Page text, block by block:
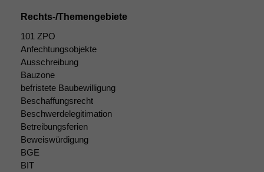
Rechts-/Themengebiete
101 ZPO
Anfechtungsobjekte
Ausschreibung
Bauzone
befristete Baubewilligung
Beschaffungsrecht
Beschwerdelegitimation
Betreibungsferien
Beweiswürdigung
BGE
BIT